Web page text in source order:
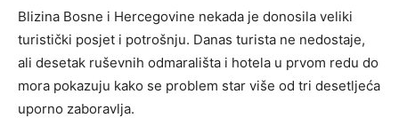
Blizina Bosne i Hercegovine nekada je donosila veliki
turistički posjet i potrošnju. Danas turista ne nedostaje,
ali desetak ruševnih odmarališta i hotela u prvom redu do
mora pokazuju kako se problem star više od tri desetljeća
uporno zaboravlja.